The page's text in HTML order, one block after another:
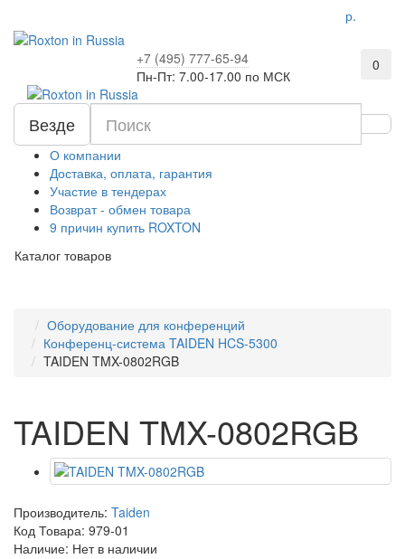
р.
+7 (495) 777-65-94
Пн-Пт: 7.00-17.00 по МСК
0
Везде
О компании
Доставка, оплата, гарантия
Участие в тендерах
Возврат - обмен товара
9 причин купить ROXTON
Каталог товаров
Оборудование для конференций
Конференц-система TAIDEN HCS-5300
TAIDEN TMX-0802RGB
TAIDEN TMX-0802RGB
Производитель: Taiden
Код Товара: 979-01
Наличие: Нет в наличии